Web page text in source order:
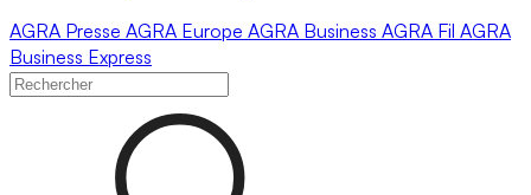
AGRA Presse AGRA Europe AGRA Business AGRA Fil AGRA
Business Express